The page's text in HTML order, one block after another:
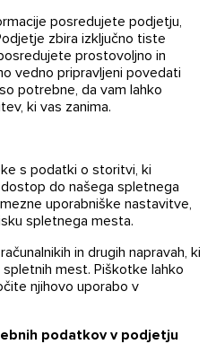
posredujete podjetju,
zbira izključno tiste
prostovoljno in
vedno pripravljeni povedati
potrebne, da vam lahko
ki vas zanima.
s podatki o storitvi, ki
do našega spletnega
uporabniške nastavitve,
spletnega mesta.
in drugih napravah, ki
mest. Piškotke lahko
njihovo uporabo v
podatkov v podjetju